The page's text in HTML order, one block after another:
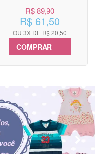
R$ 89,90
R$ 61,50
OU 3X DE R$ 20,50
COMPRAR